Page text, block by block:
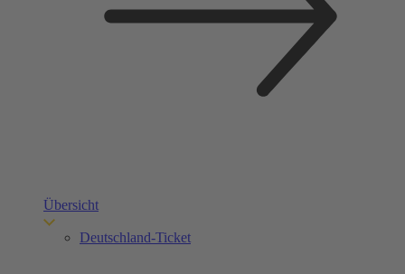
Übersicht
Deutschland-Ticket